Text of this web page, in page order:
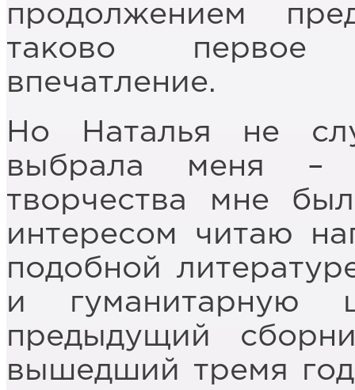
продолжением
таково первое
впечатление.
Но Наталья не
выбрала меня –
творчества мне
интересом читаю
подобной
и гуманитарную
предыдущий
вышедший тремя